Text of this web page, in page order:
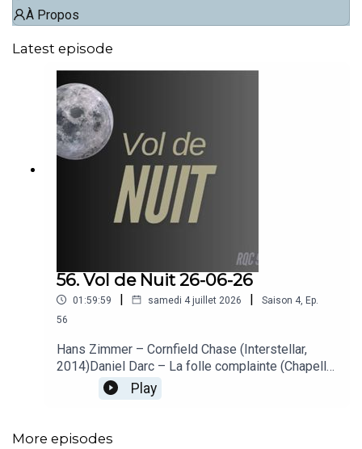
À Propos
Latest episode
56. Vol de Nuit 26-06-26
01:59:59 | samedi 4 juillet 2026 | Saison 4, Ep.
56
Hans Zimmer – Cornfield Chase (Interstellar,
2014)Daniel Darc – La folle complainte (Chapelle
Sixteen, 2013)Cat Power – The Greatest (The
Greatest, 2005)Cyril Mokaiesh – Regarder passer
– Avant la nuit (Amour colosse, 2025)Kings of
Play
More episodes